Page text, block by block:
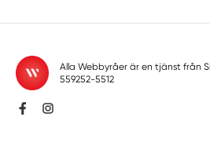
Alla Webbyråer är en tjänst från
559252-5512